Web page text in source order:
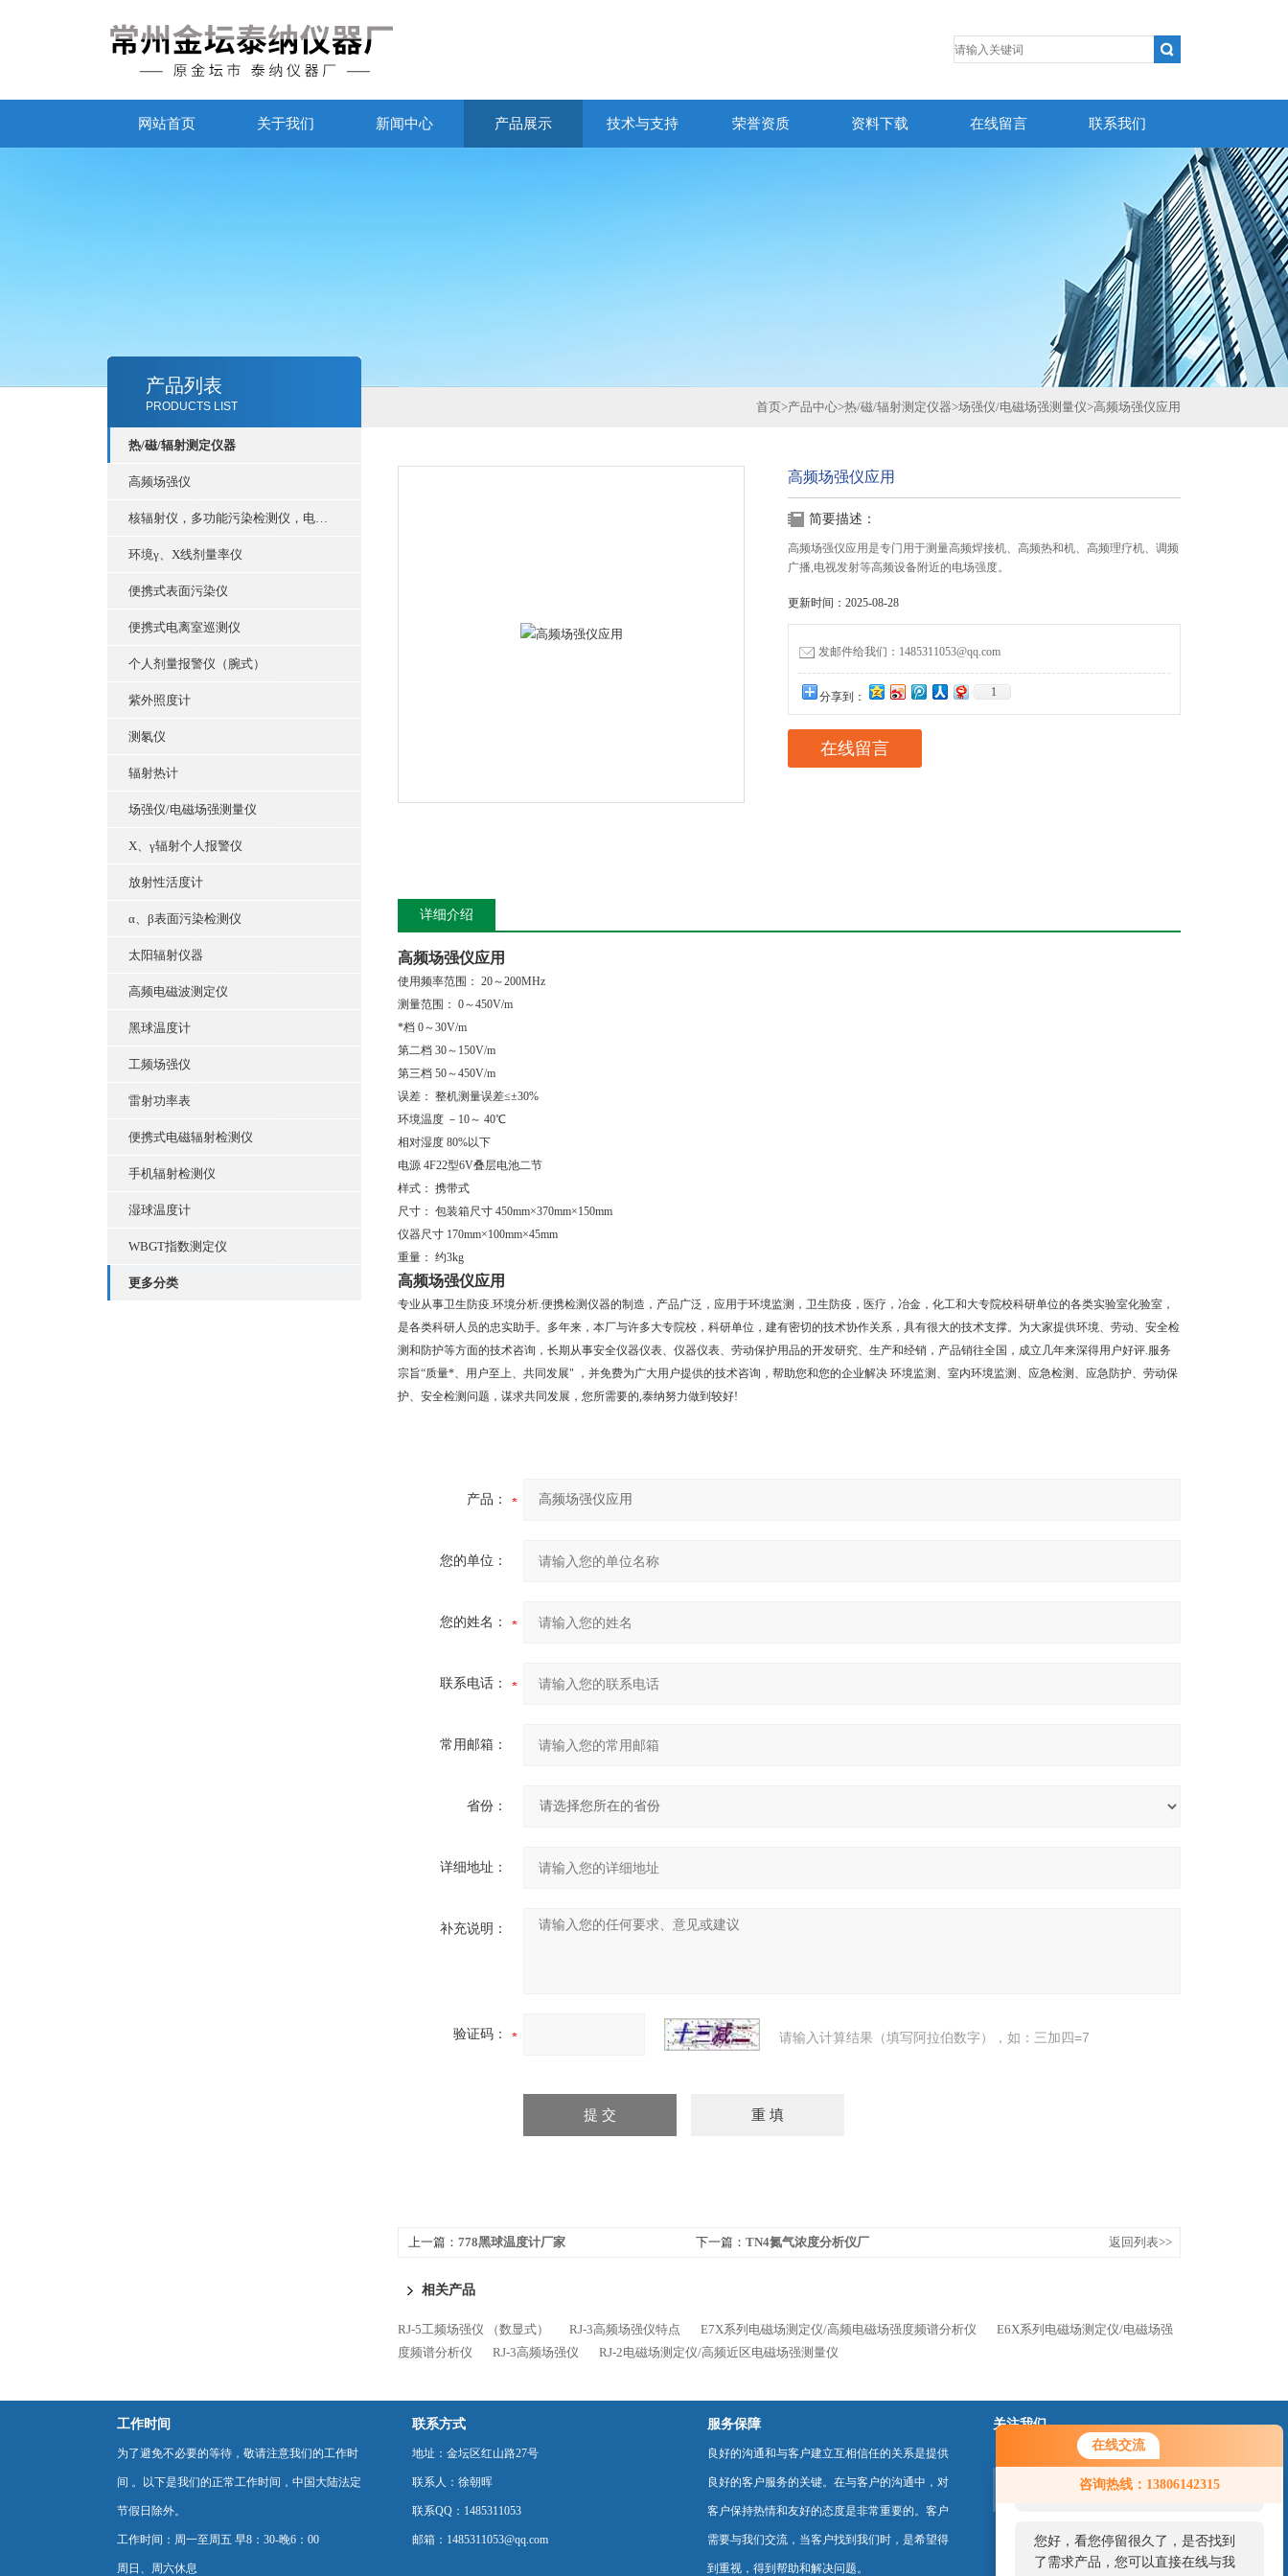
在线交流
咨询热线：13806142315
您好！欢迎前来咨询，很高兴为您
服务，请问您要咨询什么问题呢？
您好，看您停留很久了，是否找到
了需求产品，您可以直接在线与我
网站首页 关于我们 新闻中心 产品展示 技术与支持 荣誉资质 资料下载 在线留言 联系我们
产品列表
PRODUCTS LIST
热/磁/辐射测定仪器
高频场强仪
核辐射仪，多功能污染检测仪，电离巡测仪
环境γ、X线剂量率仪
便携式表面污染仪
便携式电离室巡测仪
个人剂量报警仪（腕式）
紫外照度计
测氡仪
辐射热计
场强仪/电磁场强测量仪
X、γ辐射个人报警仪
放射性活度计
α、β表面污染检测仪
太阳辐射仪器
高频电磁波测定仪
黑球温度计
工频场强仪
雷射功率表
便携式电磁辐射检测仪
手机辐射检测仪
湿球温度计
WBGT指数测定仪
更多分类
首页>产品中心>热/磁/辐射测定仪器>场强仪/电磁场强测量仪>高频场强仪应用
高频场强仪应用
简要描述：
高频场强仪应用是专门用于测量高频焊接机、高频热和机、高频理疗机、调频
广播,电视发射等高频设备附近的电场强度。
更新时间：2025-08-28
发邮件给我们：1485311053@qq.com
分享到： 1
在线留言
详细介绍
高频场强仪应用
使用频率范围： 20～200MHz
测量范围： 0～450V/m
*档 0～30V/m
第二档 30～150V/m
第三档 50～450V/m
误差： 整机测量误差≤±30%
环境温度 －10～ 40℃
相对湿度 80%以下
电源 4F22型6V叠层电池二节
样式： 携带式
尺寸： 包装箱尺寸 450mm×370mm×150mm
仪器尺寸 170mm×100mm×45mm
重量： 约3kg
高频场强仪应用
专业从事卫生防疫.环境分析.便携检测仪器的制造，产品广泛，应用于环境监测，卫生防疫，医疗，冶金，化工和大专院校科研单位的各类实验室化验室，
是各类科研人员的忠实助手。多年来，本厂与许多大专院校，科研单位，建有密切的技术协作关系，具有很大的技术支撑。为大家提供环境、劳动、安全检
测和防护等方面的技术咨询，长期从事安全仪器仪表、仪器仪表、劳动保护用品的开发研究、生产和经销，产品销往全国，成立几年来深得用户好评.服务
宗旨“质量*、用户至上、共同发展" ，并免费为广大用户提供的技术咨询，帮助您和您的企业解决 环境监测、室内环境监测、应急检测、应急防护、劳动保
护、安全检测问题，谋求共同发展，您所需要的,泰纳努力做到较好!
产品：
您的单位：
您的姓名：
联系电话：
常用邮箱：
省份：
详细地址：
补充说明：
验证码： 请输入计算结果（填写阿拉伯数字），如：三加四=7
上一篇： 778黑球温度计厂家 下一篇： TN4氮气浓度分析仪厂 返回列表>>
相关产品
RJ-5工频场强仪 （数显式） RJ-3高频场强仪特点 E7X系列电磁场测定仪/高频电磁场强度频谱分析仪
E6X系列电磁场测定仪/电磁场强
度频谱分析仪
RJ-3高频场强仪 RJ-2电磁场测定仪/高频近区电磁场强测量仪
工作时间
为了避免不必要的等待，敬请注意我们的工作时
间 。以下是我们的正常工作时间，中国大陆法定
节假日除外。
工作时间：周一至周五 早8：30-晚6：00
周日、周六休息
联系方式
地址：金坛区红山路27号
联系人：徐朝晖
联系QQ：1485311053
邮箱：1485311053@qq.com
服务保障
良好的沟通和与客户建立互相信任的关系是提供
良好的客户服务的关键。在与客户的沟通中，对
客户保持热情和友好的态度是非常重要的。客户
需要与我们交流，当客户找到我们时，是希望得
到重视，得到帮助和解决问题。
关注我们